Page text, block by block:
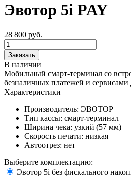
Эвотор 5i PAY
28 800 руб.
Заказать
В наличии
Мобильный смарт-терминал со
безналичных платежей и сервисами
Характеристики
Производитель: ЭВОТОР
Тип кассы: смарт-терминал
Ширина чека: узкий (57 мм)
Скорость печати: низкая
Автоотрез: нет
Выберите комплектацию:
Эвотор 5i без фискального